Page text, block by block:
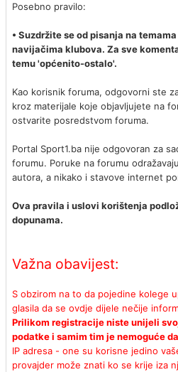
Posebno pravilo:
• Suzdržite se od pisanja na
navijačima klubova. Za sve
temu 'općenito-ostalo'.
Kao korisnik foruma, odgovorni ste
kroz materijale koje objavljujete na
ostvarite posredstvom foruma.
Portal Sport1.ba nije odgovoran za
forumu. Poruke na forumu
autora, a nikako i stavove internet
Ova pravila i uslovi korištenja
dopunama.
Važna obavijest:
S obzirom na to da pojedine kolege
glasila da se ovdje dijele nečije
Prilikom registracije niste unijeli
podatke i samim tim je nemoguće
IP adresa - one su korisne jedino
provajder može znati ko se krije iza